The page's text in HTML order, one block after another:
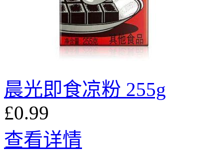
晨光即食凉粉 255g
£0.99
查看详情